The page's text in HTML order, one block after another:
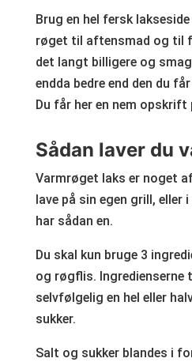
Brug en hel fersk
røget til aftensmad og til
det langt billigere og
endda bedre end den du
Du får her en nem
Sådan laver du
Varmrøget laks er noget
lave på sin egen grill, eller
har sådan en.
Du skal kun bruge 3
og røgflis. Ingredienserne
selvfølgelig en hel eller
sukker.
Salt og sukker blandes i